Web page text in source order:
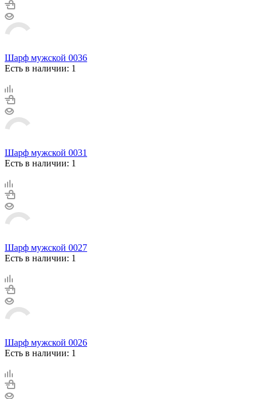
Шарф мужской 0036
Есть в наличии: 1
Шарф мужской 0031
Есть в наличии: 1
Шарф мужской 0027
Есть в наличии: 1
Шарф мужской 0026
Есть в наличии: 1